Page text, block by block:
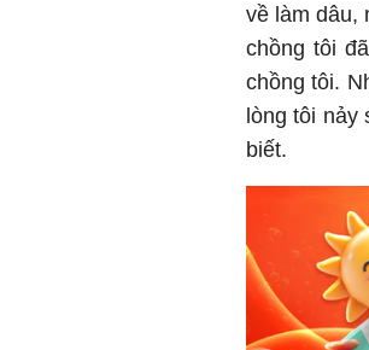
về làm dâu,
chồng tôi
chồng tôi.
lòng tôi nảy
biết.